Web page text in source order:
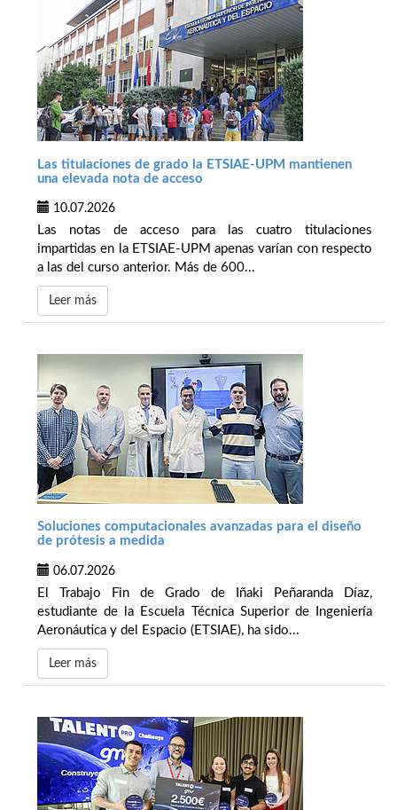
Las titulaciones de grado la ETSIAE-UPM mantienen
una elevada nota de acceso
10.07.2026
Las notas de acceso para las cuatro titulaciones
impartidas en la ETSIAE-UPM apenas varían con respecto
a las del curso anterior. Más de 600...
Leer más
Soluciones computacionales avanzadas para el diseño
de prótesis a medida
06.07.2026
El Trabajo Fin de Grado de Iñaki Peñaranda Díaz,
estudiante de la Escuela Técnica Superior de Ingeniería
Aeronáutica y del Espacio (ETSIAE), ha sido...
Leer más